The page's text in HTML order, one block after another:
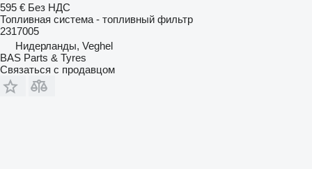
595 € Без НДС
Топливная система - топливный фильтр
2317005
Нидерланды, Veghel
BAS Parts & Tyres
Связаться с продавцом